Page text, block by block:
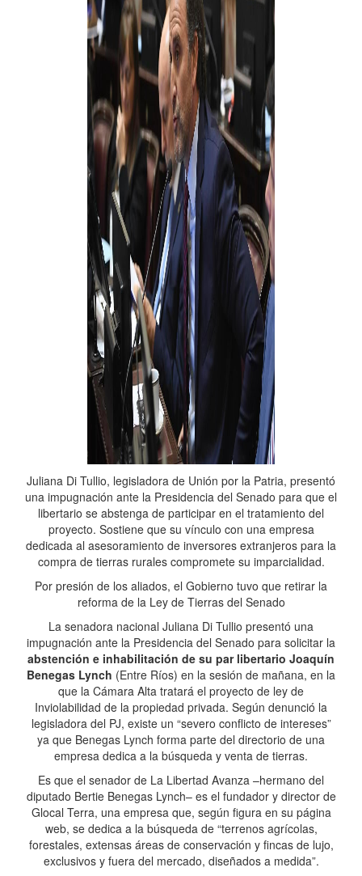
Juliana Di Tullio, legisladora de Unión por la Patria, presentó
una impugnación ante la Presidencia del Senado para que el
libertario se abstenga de participar en el tratamiento del
proyecto. Sostiene que su vínculo con una empresa
dedicada al asesoramiento de inversores extranjeros para la
compra de tierras rurales compromete su imparcialidad.
Por presión de los aliados, el Gobierno tuvo que retirar la
reforma de la Ley de Tierras del Senado
La senadora nacional Juliana Di Tullio presentó una
impugnación ante la Presidencia del Senado para solicitar la
abstención e inhabilitación de su par libertario Joaquín
Benegas Lynch (Entre Ríos) en la sesión de mañana, en la
que la Cámara Alta tratará el proyecto de ley de
Inviolabilidad de la propiedad privada. Según denunció la
legisladora del PJ, existe un “severo conflicto de intereses”
ya que Benegas Lynch forma parte del directorio de una
empresa dedica a la búsqueda y venta de tierras.
Es que el senador de La Libertad Avanza –hermano del
diputado Bertie Benegas Lynch– es el fundador y director de
Glocal Terra, una empresa que, según figura en su página
web, se dedica a la búsqueda de “terrenos agrícolas,
forestales, extensas áreas de conservación y fincas de lujo,
exclusivos y fuera del mercado, diseñados a medida”.